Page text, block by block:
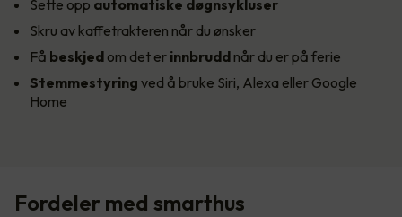
Sette opp automatiske døgnsykluser
Skru av kaffetrakteren når du ønsker
Få beskjed om det er innbrudd når du er på ferie
Stemmestyring ved å bruke Siri, Alexa eller Google
Home
Fordeler med smarthus